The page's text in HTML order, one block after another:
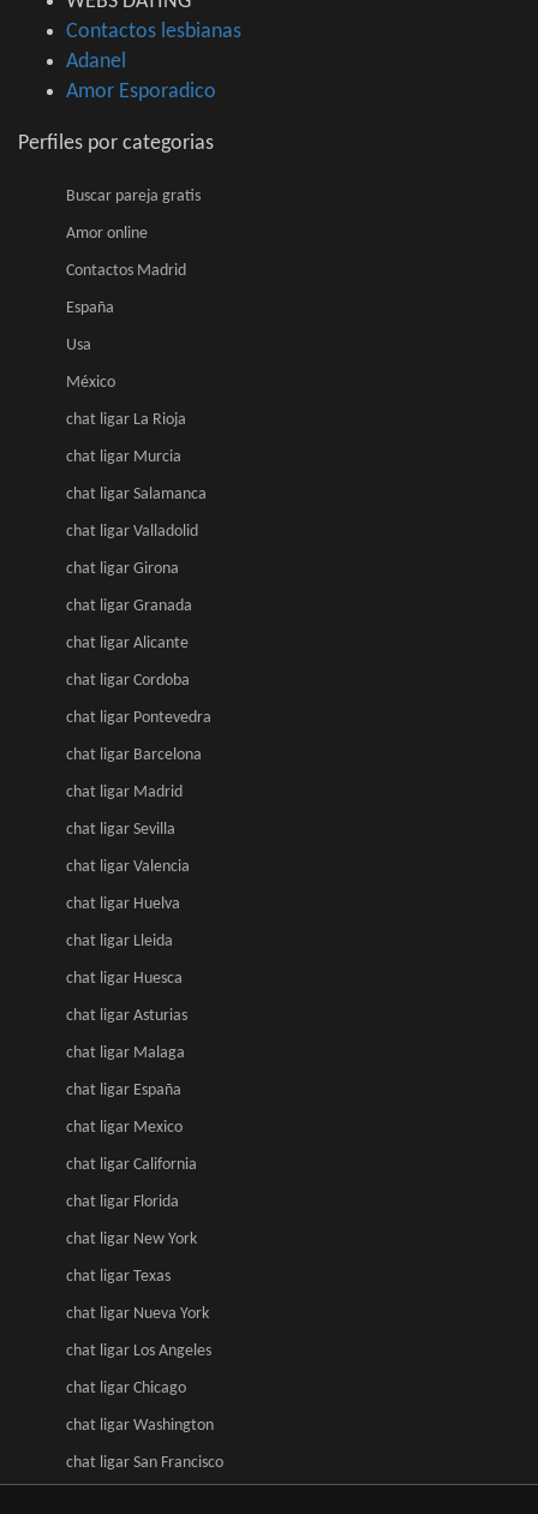
Contactos lesbianas
Adanel
Amor Esporadico
Perfiles por categorias
Buscar pareja gratis
Amor online
Contactos Madrid
España
Usa
México
chat ligar La Rioja
chat ligar Murcia
chat ligar Salamanca
chat ligar Valladolid
chat ligar Girona
chat ligar Granada
chat ligar Alicante
chat ligar Cordoba
chat ligar Pontevedra
chat ligar Barcelona
chat ligar Madrid
chat ligar Sevilla
chat ligar Valencia
chat ligar Huelva
chat ligar Lleida
chat ligar Huesca
chat ligar Asturias
chat ligar Malaga
chat ligar España
chat ligar Mexico
chat ligar California
chat ligar Florida
chat ligar New York
chat ligar Texas
chat ligar Nueva York
chat ligar Los Angeles
chat ligar Chicago
chat ligar Washington
chat ligar San Francisco